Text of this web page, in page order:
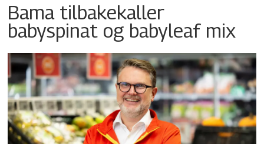
Bama tilbakekaller
babyspinat og babyleaf mix